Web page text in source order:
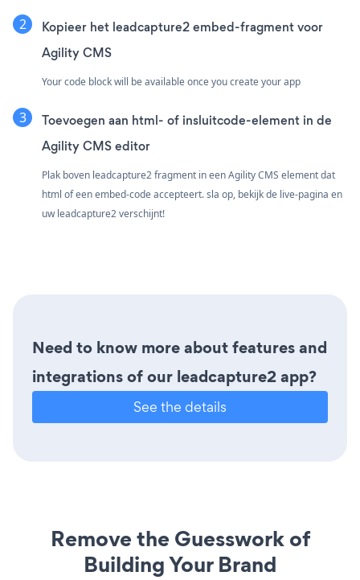
Kopieer het leadcapture2 embed-fragment voor
Agility CMS
Your code block will be available once you create your app
Toevoegen aan html- of insluitcode-element in de
Agility CMS editor
Plak boven leadcapture2 fragment in een Agility CMS element dat
html of een embed-code accepteert. sla op, bekijk de live-pagina en
uw leadcapture2 verschijnt!
Need to know more about features and
integrations of our leadcapture2 app?
See the details
Remove the Guesswork of
Building Your Brand